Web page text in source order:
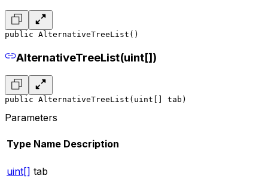
public AlternativeTreeList()
AlternativeTreeList(uint[])
public AlternativeTreeList(uint[] tab)
Parameters
Type Name Description
uint[] tab